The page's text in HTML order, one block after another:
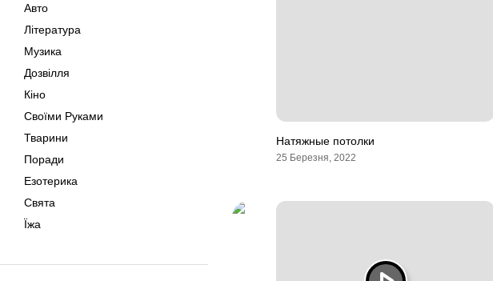
Авто
Література
Музика
Дозвілля
Кіно
Своїми Руками
Тварини
Поради
Езотерика
Свята
Їжа
Натяжные потолки
25 Березня, 2022